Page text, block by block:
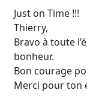
Just on Time !!!
Thierry,
Bravo à toute
bonheur.
Bon courage
Merci pour ton